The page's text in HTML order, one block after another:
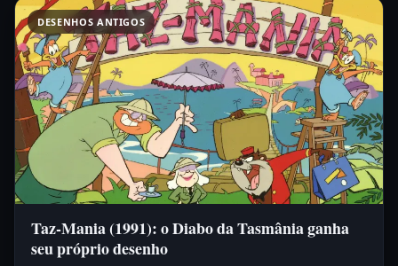
DESENHOS ANTIGOS
Taz-Mania (1991): o Diabo da Tasmânia ganha
seu próprio desenho